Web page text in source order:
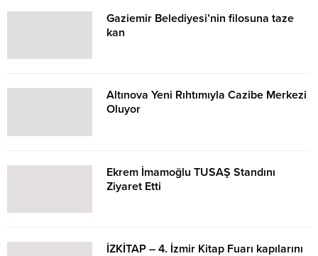
yaptı.
Gaziemir Belediyesi’nin filosuna taze
kan
Altınova Yeni Rıhtımıyla Cazibe Merkezi
Oluyor
Ekrem İmamoğlu TUSAŞ Standını
Ziyaret Etti
İZKİTAP – 4. İzmir Kitap Fuarı kapılarını